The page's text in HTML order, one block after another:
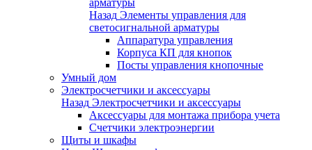
арматуры
Назад Элементы управления для
светосигнальной арматуры
Аппаратура управления
Корпуса КП для кнопок
Посты управления кнопочные
Умный дом
Электросчетчики и аксессуары
Назад Электросчетчики и аксессуары
Аксессуары для монтажа прибора учета
Счетчики электроэнергии
Щиты и шкафы